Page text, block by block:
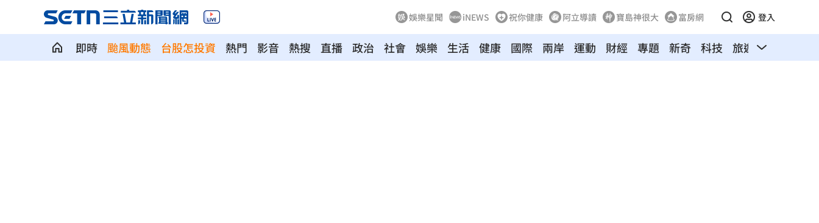
娛樂星聞 iNEWS 祝你健康 阿立導讀 寶島神很大 富房網 登入
即時 颱風動態 台股怎投資 熱門 影音 熱搜 直播 政治 社會 娛樂 生活 健康 國際 兩岸 運動 財經 專題 新奇 科技 旅遊 汽車